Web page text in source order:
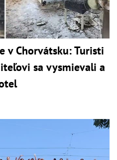
v Chorvátsku: Turisti
sa vysmievali a